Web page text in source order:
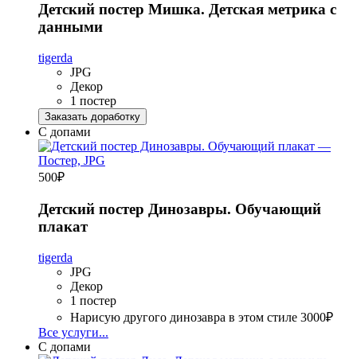
Детский постер Мишка. Детская метрика с
данными
tigerda
JPG
Декор
1 постер
Заказать доработку
С допами
500₽
Детский постер Динозавры. Обучающий
плакат
tigerda
JPG
Декор
1 постер
Нарисую другого динозавра в этом стиле 3000₽
Все услуги...
С допами